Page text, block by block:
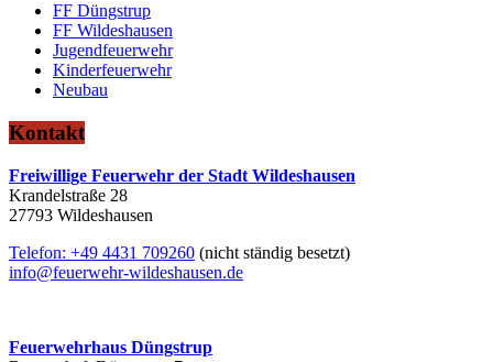
FF Düngstrup
FF Wildeshausen
Jugendfeuerwehr
Kinderfeuerwehr
Neubau
Kontakt
Freiwillige Feuerwehr der Stadt Wildeshausen
Krandelstraße 28
27793 Wildeshausen
Telefon: +49 4431 709260 (nicht ständig besetzt)
info@feuerwehr-wildeshausen.de
Feuerwehrhaus Düngstrup